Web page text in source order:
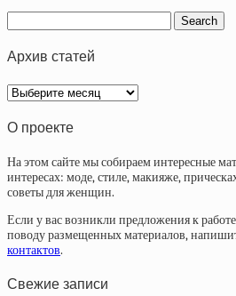
Архив статей
Архив
статей
О проекте
На этом сайте мы собираем интересные
интересах: моде, стиле, макияже,
советы для женщин.
Если у вас возникли предложения к
поводу размещенных материалов,
контактов.
Свежие записи